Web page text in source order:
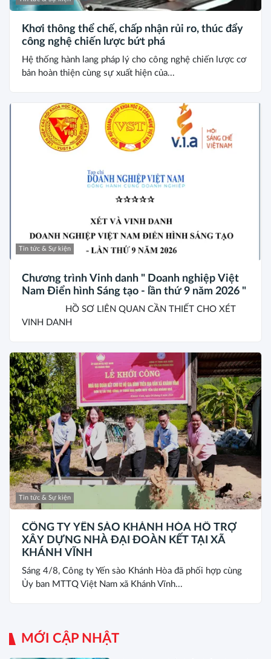
Khơi thông thể chế, chấp nhận rủi ro, thúc đẩy
công nghệ chiến lược bứt phá
Hệ thống hành lang pháp lý cho công nghệ chiến lược cơ
bản hoàn thiện cùng sự xuất hiện của...
Tin tức & Sự kiện
Chương trình Vinh danh " Doanh nghiệp Việt
Nam Điển hình Sáng tạo - lần thứ 9 năm 2026 "
HỒ SƠ LIÊN QUAN CẦN THIẾT CHO XÉT
VINH DANH
Tin tức & Sự kiện
CÔNG TY YẾN SÀO KHÁNH HÒA HỖ TRỢ
XÂY DỰNG NHÀ ĐẠI ĐOÀN KẾT TẠI XÃ
KHÁNH VĨNH
Sáng 4/8, Công ty Yến sào Khánh Hòa đã phối hợp cùng
Ủy ban MTTQ Việt Nam xã Khánh Vĩnh...
MỚI CẬP NHẬT